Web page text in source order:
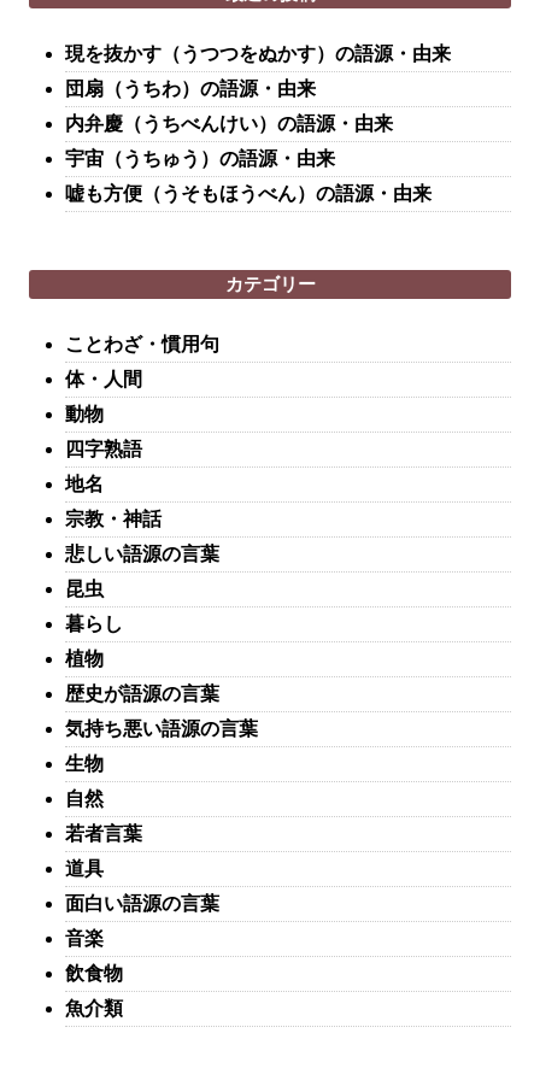
現を抜かす（うつつをぬかす）の語源・由来
団扇（うちわ）の語源・由来
内弁慶（うちべんけい）の語源・由来
宇宙（うちゅう）の語源・由来
嘘も方便（うそもほうべん）の語源・由来
カテゴリー
ことわざ・慣用句
体・人間
動物
四字熟語
地名
宗教・神話
悲しい語源の言葉
昆虫
暮らし
植物
歴史が語源の言葉
気持ち悪い語源の言葉
生物
自然
若者言葉
道具
面白い語源の言葉
音楽
飲食物
魚介類